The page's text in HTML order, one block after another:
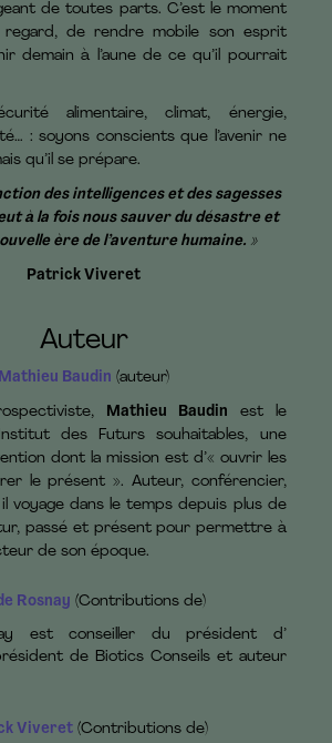
de toutes parts. C’est le moment
de rendre mobile son esprit
demain à l’aune de ce qu’il pourrait
alimentaire, climat, énergie,
: soyons conscients que l’avenir ne
qu’il se prépare.
des intelligences et des sagesses
à la fois nous sauver du désastre et
ère de l’aventure humaine. »
Patrick Viveret
Auteur
Mathieu Baudin (auteur)
Mathieu Baudin est le
des Futurs souhaitables, une
dont la mission est d’« ouvrir les
le présent ». Auteur, conférencier,
voyage dans le temps depuis plus de
passé et présent pour permettre à
de son époque.
Rosnay (Contributions de)
est conseiller du président d’
de Biotics Conseils et auteur
Viveret (Contributions de)